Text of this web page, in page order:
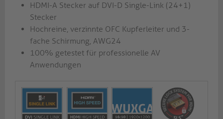
HDMI-A Stecker auf DVI-D Single-Link (24+1)
Stecker
Hochreine, verzinnte OFC Kupferleiter und 3-
fache Schirmung, AWG24
100% getestet für professionelle AV
Anwendungen